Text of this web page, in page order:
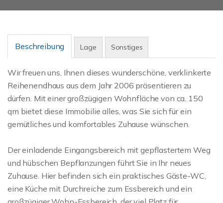
Beschreibung Lage Sonstiges
Wir freuen uns, Ihnen dieses wunderschöne, verklinkerte
Reihenendhaus aus dem Jahr 2006 präsentieren zu
dürfen. Mit einer großzügigen Wohnfläche von ca. 150
qm bietet diese Immobilie alles, was Sie sich für ein
gemütliches und komfortables Zuhause wünschen.
Der einladende Eingangsbereich mit gepflastertem Weg
und hübschen Bepflanzungen führt Sie in Ihr neues
Zuhause. Hier befinden sich ein praktisches Gäste-WC,
eine Küche mit Durchreiche zum Essbereich und ein